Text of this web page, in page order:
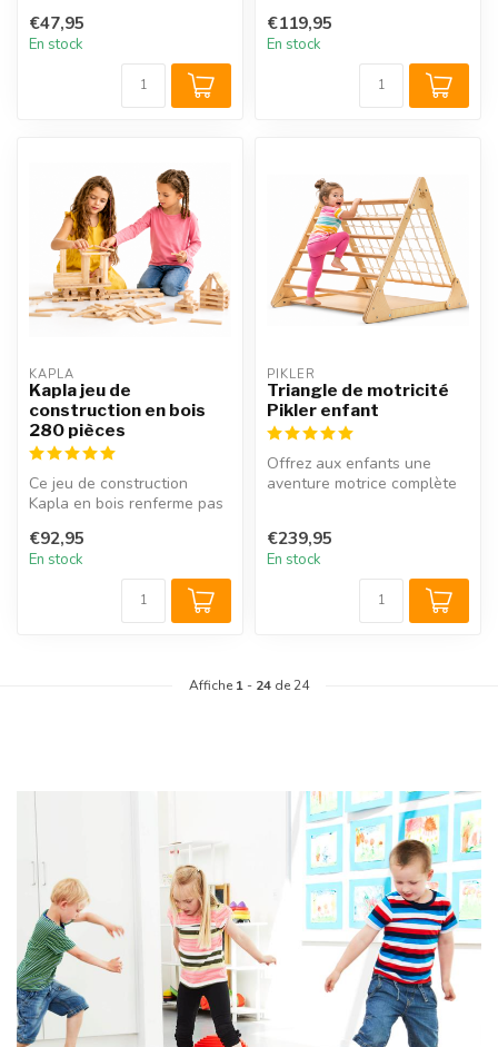
€47,95
En stock
€119,95
En stock
KAPLA
Kapla jeu de
construction en bois
280 pièces
Ce jeu de construction
Kapla en bois renferme pas
ass...
€92,95
En stock
PIKLER
Triangle de motricité
Pikler enfant
Offrez aux enfants une
aventure motrice complète
€239,95
En stock
Affiche 1 - 24 de 24